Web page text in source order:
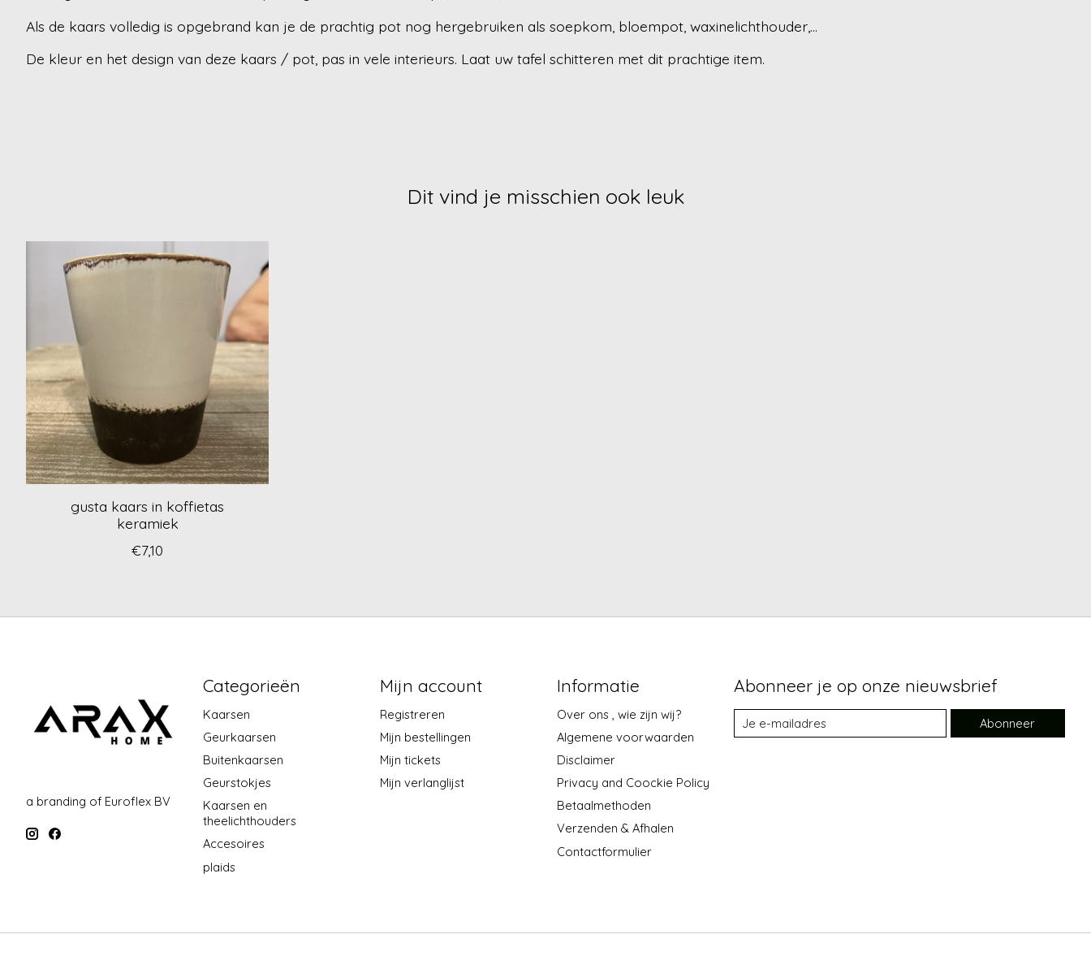
Als de kaars volledig is opgebrand kan je de prachtig pot nog hergebruiken als soepkom, bloempot, waxinelichthouder,...
De kleur en het design van deze kaars / pot, pas in vele interieurs. Laat uw tafel schitteren met dit prachtige item.
Dit vind je misschien ook leuk
Items van productcarrousel
gusta kaars in koffietas
keramiek
€7,10
a branding of Euroflex BV
Categorieën
Kaarsen
Geurkaarsen
Buitenkaarsen
Geurstokjes
Kaarsen en
theelichthouders
Accesoires
plaids
Mijn account
Registreren
Mijn bestellingen
Mijn tickets
Mijn verlanglijst
Informatie
Over ons , wie zijn wij?
Algemene voorwaarden
Disclaimer
Privacy and Coockie Policy
Betaalmethoden
Verzenden & Afhalen
Contactformulier
Abonneer je op onze nieuwsbrief
Abonneer